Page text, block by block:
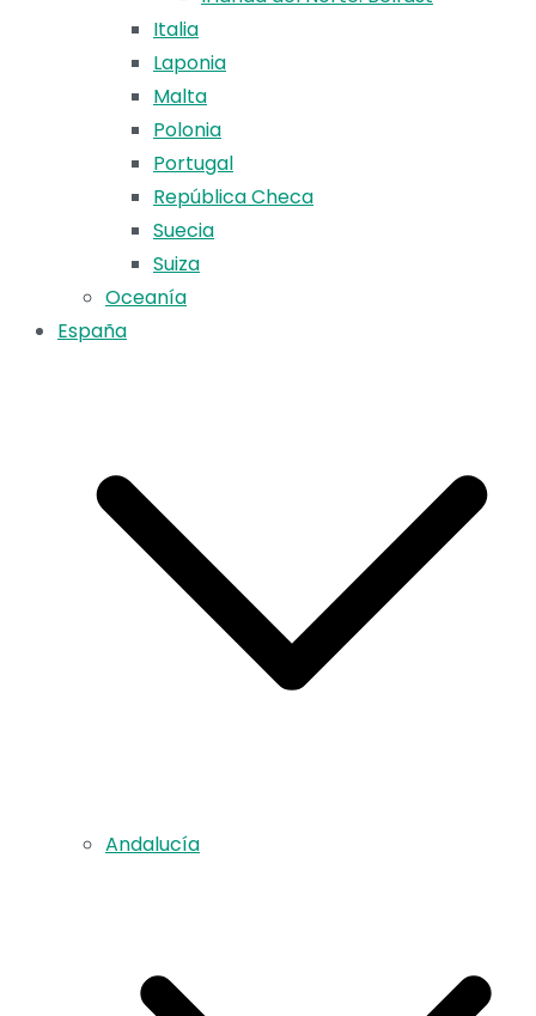
Italia
Laponia
Malta
Polonia
Portugal
República Checa
Suecia
Suiza
Oceanía
España
Andalucía